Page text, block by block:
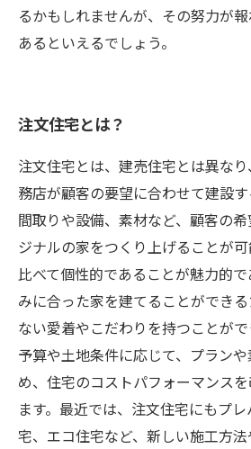
るかもしれませんが、その努力が
あるといえるでしょう。
注文住宅とは？
注文住宅とは、建売住宅とは異な
務店が顧客の要望に合わせて建設す
間取りや設備、素材など、顧客の
ジナルの家をつくり上げることが
比べて個性的であることが魅力的
みに合った家を建てることができ
ない愛着やこだわりを持つことが
予算や土地条件に応じて、プラン
め、住宅のコストパフォーマンス
ます。最近では、注文住宅にもプ
宅、エコ住宅など、新しい施工方法